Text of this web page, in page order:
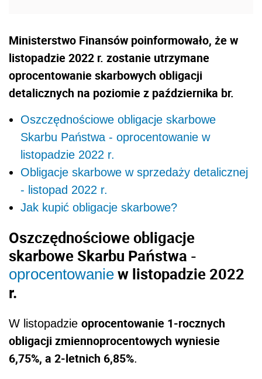
Ministerstwo Finansów poinformowało, że w
listopadzie 2022 r. zostanie utrzymane
oprocentowanie skarbowych obligacji
detalicznych na poziomie z października br.
Oszczędnościowe obligacje skarbowe
Skarbu Państwa - oprocentowanie w
listopadzie 2022 r.
Obligacje skarbowe w sprzedaży detalicznej
- listopad 2022 r.
Jak kupić obligacje skarbowe?
Oszczędnościowe obligacje
skarbowe Skarbu Państwa -
oprocentowanie w listopadzie 2022
r.
W listopadzie oprocentowanie 1-rocznych
obligacji zmiennoprocentowych wyniesie
6,75%, a 2-letnich 6,85%.